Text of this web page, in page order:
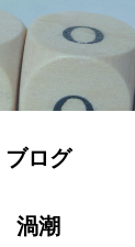
ブログ
渦潮